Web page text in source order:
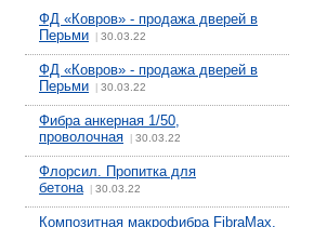
ФД «Ковров» - продажа дверей в
Перьми
30.03.22
ФД «Ковров» - продажа дверей в
Перьми
30.03.22
Фибра анкерная 1/50,
проволочная
30.03.22
Флорсил. Пропитка для
бетона| 30.03.22
Композитная макрофибра FibraMax.